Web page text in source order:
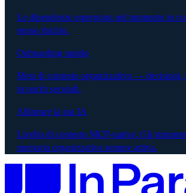
Le dipendenze emergono nel momento in
stesso rischio.
Onboarding rapido
Mesi di contesto organizzativo —
in pochi secondi.
Allineare la tua IA
Livello di contesto MCP-native. Gli
memoria organizzativa sempre attiva.